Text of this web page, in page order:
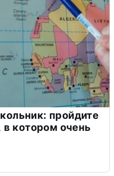
пройдите
в котором очень